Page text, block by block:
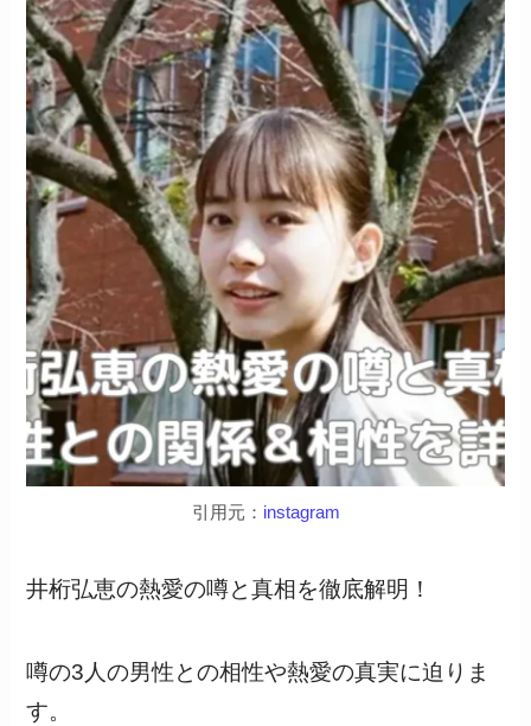
引用元： instagram
井桁弘恵の熱愛の噂と真相を徹底解明！
噂の3人の男性との相性や熱愛の真実に迫りま
す。